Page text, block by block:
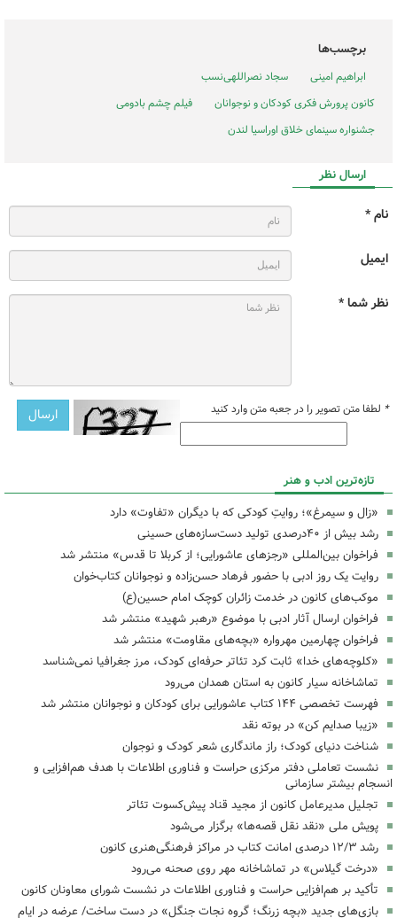
برچسب‌ها
ابراهیم امینی
سجاد نصراللهی‌نسب
کانون پرورش فکری کودکان و نوجوانان
فیلم چشم بادومی
جشنواره سینمای خلاق اوراسیا لندن
ارسال نظر
نام *
ایمیل
نظر شما *
* لطفا متن تصویر را در جعبه متن وارد کنید
تازه‌ترین ادب و هنر
«زال و سیمرغ»؛ روایتِ کودکی که با دیگران «تفاوت» دارد
رشد بیش از ۴۰درصدی تولید دست‌سازه‌های حسینی
فراخوان بین‌المللی «رجزهای عاشورایی؛ از کربلا تا قدس» منتشر شد
روایت یک روز ادبی با حضور فرهاد حسن‌زاده و نوجوانان کتاب‌خوان
موکب‌های کانون در خدمت زائران کوچک امام حسین(ع)
فراخوان ارسال آثار ادبی با موضوع «رهبر شهید» منتشر شد
فراخوان چهارمین مهرواره «بچه‌های مقاومت» منتشر شد
«کلوچه‌های خدا» ثابت کرد تئاتر حرفه‌ای کودک، مرز جغرافیا نمی‌شناسد
تماشاخانه سیار کانون به استان همدان می‌رود
فهرست تخصصی ۱۴۴ کتاب عاشورایی برای کودکان و نوجوانان منتشر شد
«زیبا صدایم کن» در بوته نقد
شناخت دنیای کودک؛ راز ماندگاری شعر کودک و نوجوان
نشست تعاملی دفتر مرکزی حراست و فناوری اطلاعات با هدف هم‌افزایی و
انسجام بیشتر سازمانی
تجلیل مدیرعامل کانون از مجید قناد پیش‌کسوت تئاتر
پویش ملی «نقد نقل قصه‌ها» برگزار می‌شود
رشد ۱۲/۳ درصدی امانت کتاب در مراکز فرهنگی‌هنری کانون
«درخت گیلاس» در تماشاخانه مهر روی صحنه می‌رود
تأکید بر هم‌افزایی حراست و فناوری اطلاعات در نشست شورای معاونان کانون
بازی‌های جدید «بچه زرنگ؛ گروه نجات جنگل» در دست ساخت/ عرضه در ایام